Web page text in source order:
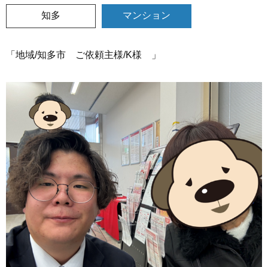
知多 マンション
「地域/知多市 ご依頼主様/K様 」